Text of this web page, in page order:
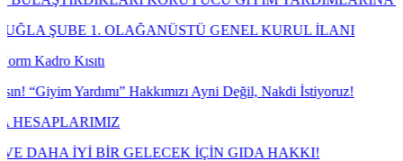
1. OLAĞANÜSTÜ GENEL KURUL İLANI
Hakkımızı Ayni Değil, Nakdi İstiyoruz!
BİR GELECEK İÇİN GIDA HAKKI!